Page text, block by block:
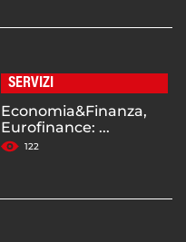
SERVIZI
Economia&Finanza,
Eurofinance: ...
122